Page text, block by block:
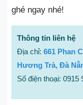
ghé ngay nhé!
Thông tin liên hệ
Địa chỉ: 661 Phan
Hương Trà, Đà
Số điện thoại: 0915